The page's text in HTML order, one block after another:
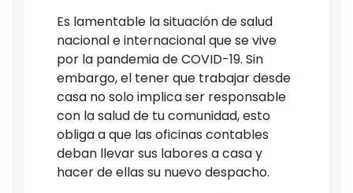
Es lamentable la situación de salud
nacional e internacional que se vive
por la pandemia de COVID-19. Sin
embargo, el tener que trabajar desde
casa no solo implica ser responsable
con la salud de tu comunidad, esto
obliga a que las oficinas contables
deban llevar sus labores a casa y
hacer de ellas su nuevo despacho.